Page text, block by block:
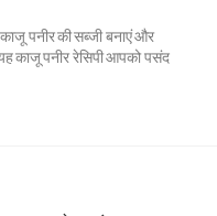
पनीर की सब्जी बनाएं और
काजू पनीर रेसिपी आपको पसंद